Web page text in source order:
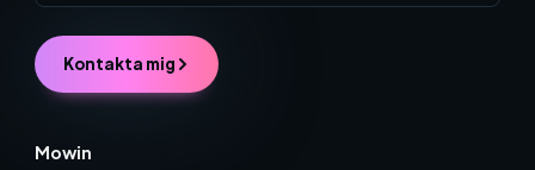
Mowin
Kontakta mig